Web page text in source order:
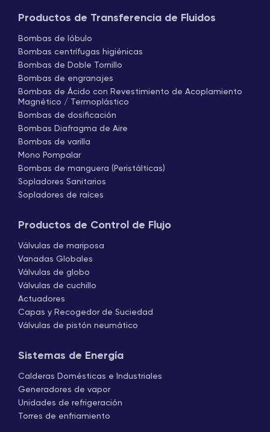
Productos de Transferencia de Fluidos
Bombas de lóbulo
Bombas centrífugas higiénicas
Bombas de Doble Tornillo
Bombas de engranajes
Bombas de Ácido con Revestimiento de Acoplamiento
Magnético / Termoplástico
Bombas de dosificación
Bombas Diafragma de Aire
Bombas de varilla
Mono Pompalar
Bombas de manguera (Peristálticas)
Sopladores Sanitarios
Sopladores de raíces
Productos de Control de Flujo
Válvulas de mariposa
Vanadas Globales
Válvulas de globo
Válvulas de cuchillo
Actuadores
Capas y Recogedor de Suciedad
Válvulas de pistón neumático
Sistemas de Energía
Calderas Domésticas e Industriales
Generadores de vapor
Unidades de refrigeración
Torres de enfriamiento